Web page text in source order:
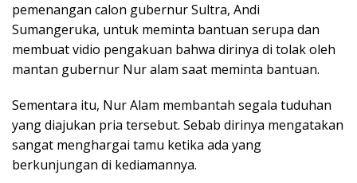
pemenangan calon gubernur Sultra, Andi
Sumangeruka, untuk meminta bantuan serupa dan
membuat vidio pengakuan bahwa dirinya di tolak oleh
mantan gubernur Nur alam saat meminta bantuan.
Sementara itu, Nur Alam membantah segala tuduhan
yang diajukan pria tersebut. Sebab dirinya mengatakan
sangat menghargai tamu ketika ada yang
berkunjungan di kediamannya.